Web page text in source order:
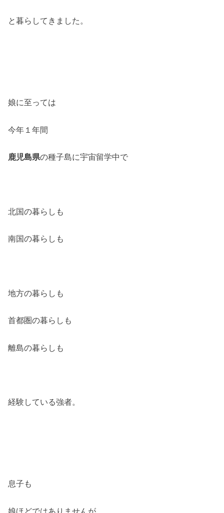
と暮らしてきました。
娘に至っては
今年１年間
鹿児島県の種子島に宇宙留学中で
北国の暮らしも
南国の暮らしも
地方の暮らしも
首都圏の暮らしも
離島の暮らしも
経験している強者。
息子も
娘ほどではありませんが